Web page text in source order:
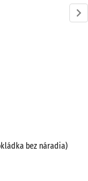
bez náradia)